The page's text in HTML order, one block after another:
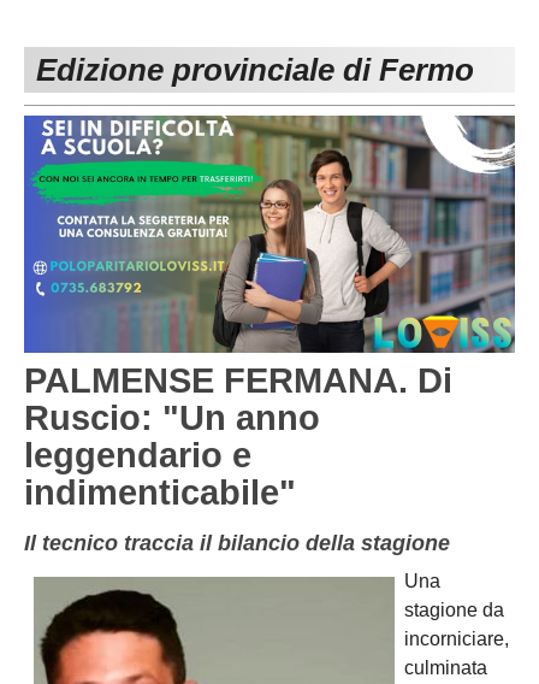
Carica la tua Rosa
1^ CATEGORIA
2^ CATEGORIA
3^ CATEGORIA
GIOVANILI
Edizione provinciale di Fermo
PALMENSE FERMANA. Di
Ruscio: "Un anno
leggendario e
indimenticabile"
Il tecnico traccia il bilancio della stagione
Una
stagione da
incorniciare,
culminata